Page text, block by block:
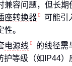
兼容问题，但长期
座转换器
可能引
。
电源线
的线径需
护等级（如IP44）